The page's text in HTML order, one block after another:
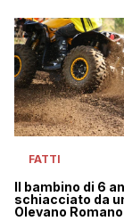
FATTI
Il bambino di 6
schiacciato da
Olevano Romano